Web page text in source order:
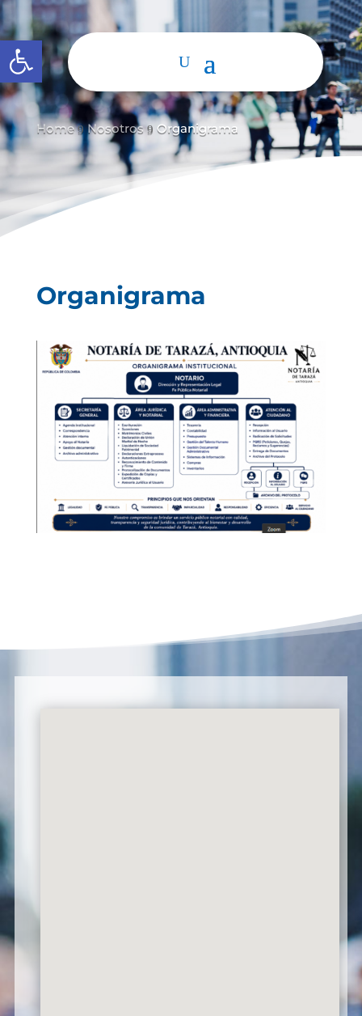
Abrir barra de herramientas
Home 9 Nosotros 9 Organigrama
Organigrama